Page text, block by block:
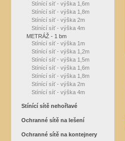
Stínící síť - výška 1,6m
Stínící síť - výška 1,8m
Stínící síť - výška 2m
Stínící síť - výška 4m
METRÁŽ - 1 bm
Stínící síť - výška 1m
Stínící síť - výška 1,2m
Stínící síť - výška 1,5m
Stínící síť - výška 1,6m
Stínící síť - výška 1,8m
Stínící síť - výška 2m
Stínící síť - výška 4m
Stínící sítě nehořlavé
Ochranné sítě na lešení
Ochranné sítě na kontejnery